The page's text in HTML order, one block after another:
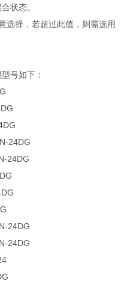
状态。
选择，若超过此值，则需选用
号如下：
24DG
24DG
24DG
24DG